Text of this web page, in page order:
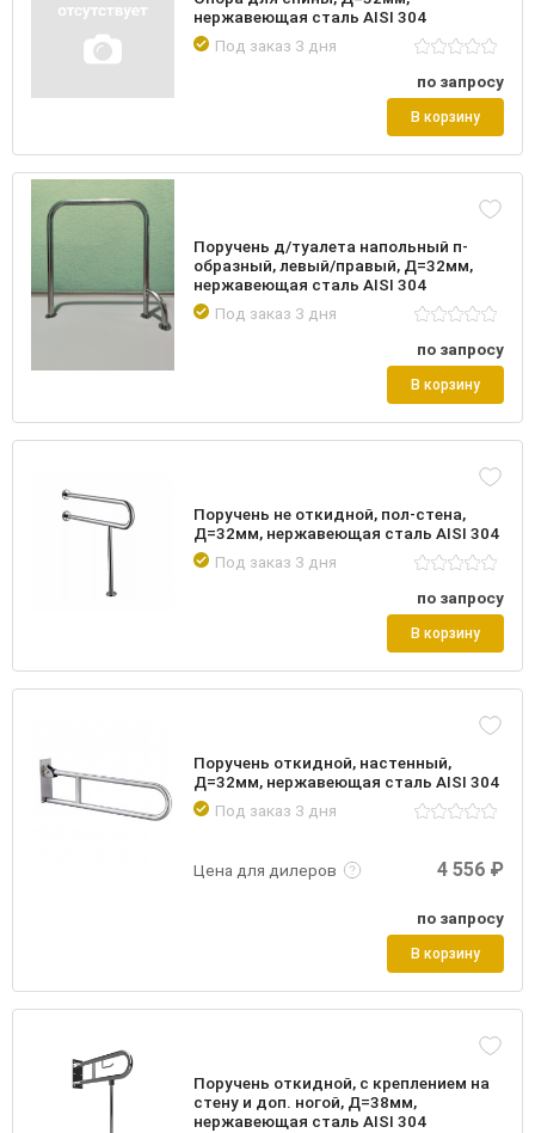
нержавеющая сталь AISI 304
Под заказ 3 дня
по запросу
В корзину
Поручень д/туалета напольный п-
образный, левый/правый, Д=32мм,
нержавеющая сталь AISI 304
Под заказ 3 дня
по запросу
В корзину
Поручень не откидной, пол-стена,
Д=32мм, нержавеющая сталь AISI 304
Под заказ 3 дня
по запросу
В корзину
Поручень откидной, настенный,
Д=32мм, нержавеющая сталь AISI 304
Под заказ 3 дня
Цена для дилеров
Подробнее Войти
4 556 ₽
по запросу
В корзину
Поручень откидной, с креплением на
стену и доп. ногой, Д=38мм,
нержавеющая сталь AISI 304